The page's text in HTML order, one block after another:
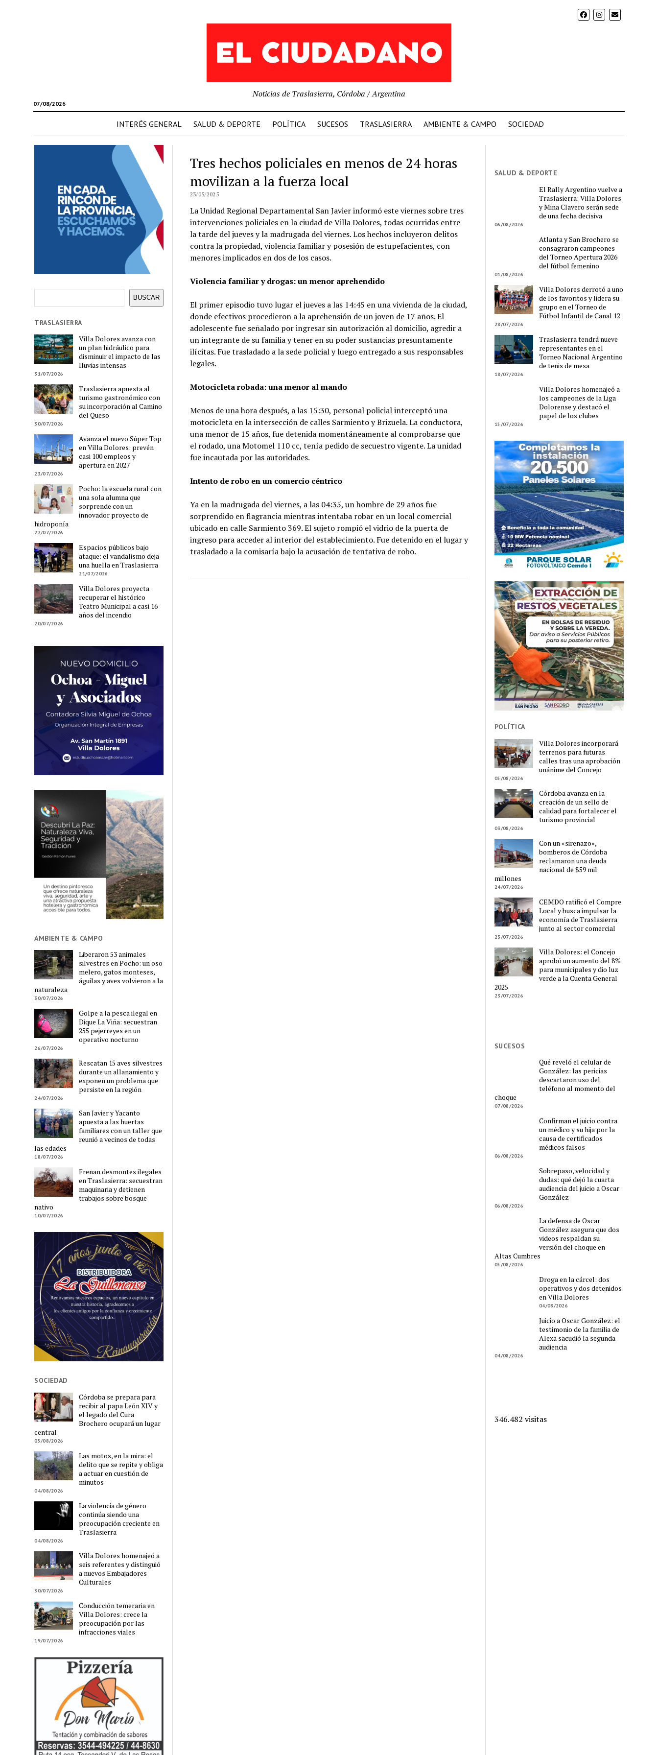
07/08/2026
Noticias de Traslasierra, Córdoba / Argentina
INTERÉS GENERAL SALUD & DEPORTE POLÍTICA SUCESOS TRASLASIERRA AMBIENTE & CAMPO SOCIEDAD
BUSCAR
TRASLASIERRA
Villa Dolores avanza con
un plan hidráulico para
disminuir el impacto de las
lluvias intensas
31/07/2026
Traslasierra apuesta al
turismo gastronómico con
su incorporación al Camino
del Queso
30/07/2026
Avanza el nuevo Súper Top
en Villa Dolores: prevén
casi 100 empleos y
apertura en 2027
23/07/2026
Pocho: la escuela rural con
una sola alumna que
sorprende con un
innovador proyecto de
hidroponía
22/07/2026
Espacios públicos bajo
ataque: el vandalismo deja
una huella en Traslasierra
21/07/2026
Villa Dolores proyecta
recuperar el histórico
Teatro Municipal a casi 16
años del incendio
20/07/2026
AMBIENTE & CAMPO
Liberaron 53 animales
silvestres en Pocho: un oso
melero, gatos monteses,
águilas y aves volvieron a la
naturaleza
30/07/2026
Golpe a la pesca ilegal en
Dique La Viña: secuestran
255 pejerreyes en un
operativo nocturno
26/07/2026
Rescatan 15 aves silvestres
durante un allanamiento y
exponen un problema que
persiste en la región
24/07/2026
San Javier y Yacanto
apuesta a las huertas
familiares con un taller que
reunió a vecinos de todas
las edades
18/07/2026
Frenan desmontes ilegales
en Traslasierra: secuestran
maquinaria y detienen
trabajos sobre bosque
nativo
10/07/2026
SOCIEDAD
Córdoba se prepara para
recibir al papa León XIV y
el legado del Cura
Brochero ocupará un lugar
central
05/08/2026
Las motos, en la mira: el
delito que se repite y obliga
a actuar en cuestión de
minutos
04/08/2026
La violencia de género
continúa siendo una
preocupación creciente en
Traslasierra
04/08/2026
Villa Dolores homenajeó a
seis referentes y distinguió
a nuevos Embajadores
Culturales
30/07/2026
Conducción temeraria en
Villa Dolores: crece la
preocupación por las
infracciones viales
19/07/2026
Tres hechos policiales en menos de 24 horas
movilizan a la fuerza local
23/05/2025
La Unidad Regional Departamental San Javier informó este viernes sobre tres
intervenciones policiales en la ciudad de Villa Dolores, todas ocurridas entre
la tarde del jueves y la madrugada del viernes. Los hechos incluyeron delitos
contra la propiedad, violencia familiar y posesión de estupefacientes, con
menores implicados en dos de los casos.
Violencia familiar y drogas: un menor aprehendido
El primer episodio tuvo lugar el jueves a las 14:45 en una vivienda de la ciudad,
donde efectivos procedieron a la aprehensión de un joven de 17 años. El
adolescente fue señalado por ingresar sin autorización al domicilio, agredir a
un integrante de su familia y tener en su poder sustancias presuntamente
ilícitas. Fue trasladado a la sede policial y luego entregado a sus responsables
legales.
Motocicleta robada: una menor al mando
Menos de una hora después, a las 15:30, personal policial interceptó una
motocicleta en la intersección de calles Sarmiento y Brizuela. La conductora,
una menor de 15 años, fue detenida momentáneamente al comprobarse que
el rodado, una Motomel 110 cc, tenía pedido de secuestro vigente. La unidad
fue incautada por las autoridades.
Intento de robo en un comercio céntrico
Ya en la madrugada del viernes, a las 04:35, un hombre de 29 años fue
sorprendido en flagrancia mientras intentaba robar en un local comercial
ubicado en calle Sarmiento 369. El sujeto rompió el vidrio de la puerta de
ingreso para acceder al interior del establecimiento. Fue detenido en el lugar y
trasladado a la comisaría bajo la acusación de tentativa de robo.
SALUD & DEPORTE
El Rally Argentino vuelve a
Traslasierra: Villa Dolores
y Mina Clavero serán sede
de una fecha decisiva
06/08/2026
Atlanta y San Brochero se
consagraron campeones
del Torneo Apertura 2026
del fútbol femenino
01/08/2026
Villa Dolores derrotó a uno
de los favoritos y lidera su
grupo en el Torneo de
Fútbol Infantil de Canal 12
28/07/2026
Traslasierra tendrá nueve
representantes en el
Torneo Nacional Argentino
de tenis de mesa
18/07/2026
Villa Dolores homenajeó a
los campeones de la Liga
Dolorense y destacó el
papel de los clubes
15/07/2026
POLÍTICA
Villa Dolores incorporará
terrenos para futuras
calles tras una aprobación
unánime del Concejo
05/08/2026
Córdoba avanza en la
creación de un sello de
calidad para fortalecer el
turismo provincial
03/08/2026
Con un «sirenazo»,
bomberos de Córdoba
reclamaron una deuda
nacional de $59 mil
millones
24/07/2026
CEMDO ratificó el Compre
Local y busca impulsar la
economía de Traslasierra
junto al sector comercial
23/07/2026
Villa Dolores: el Concejo
aprobó un aumento del 8%
para municipales y dio luz
verde a la Cuenta General
2025
23/07/2026
SUCESOS
Qué reveló el celular de
González: las pericias
descartaron uso del
teléfono al momento del
choque
07/08/2026
Confirman el juicio contra
un médico y su hija por la
causa de certificados
médicos falsos
06/08/2026
Sobrepaso, velocidad y
dudas: qué dejó la cuarta
audiencia del juicio a Oscar
González
06/08/2026
La defensa de Oscar
González asegura que dos
videos respaldan su
versión del choque en
Altas Cumbres
05/08/2026
Droga en la cárcel: dos
operativos y dos detenidos
en Villa Dolores
04/08/2026
Juicio a Oscar González: el
testimonio de la familia de
Alexa sacudió la segunda
audiencia
04/08/2026
346.482 visitas